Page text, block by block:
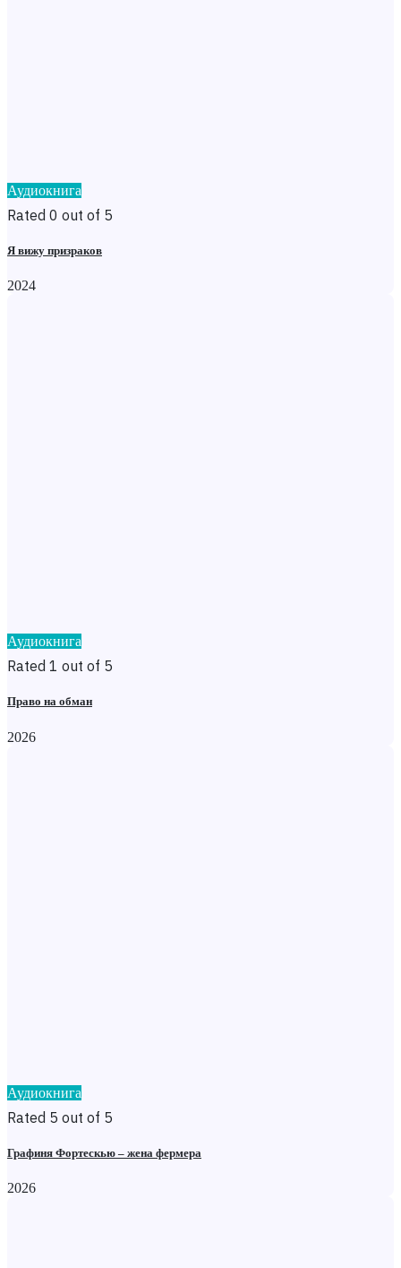
Аудиокнига
Rated 0 out of 5
Я вижу призраков
2024
Аудиокнига
Rated 1 out of 5
Право на обман
2026
Аудиокнига
Rated 5 out of 5
Графиня Фортескью – жена фермера
2026